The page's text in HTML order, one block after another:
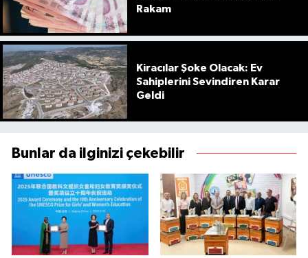
Rakam
Kiracılar Şoke Olacak: Ev
Sahiplerini Sevindiren Karar
Geldi
Bunlar da ilginizi çekebilir